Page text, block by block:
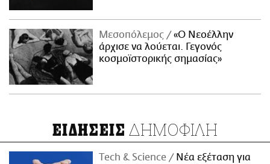
Μεσοπόλεμος
«Ο Νεοέλλην
άρχισε να λούεται. Γεγονός
κοσμοϊστορικής σημασίας»
ΕΙΔΗΣΕΙΣ ΔΗΜΟΦΙΛΗ
Τech & Science Νέα εξέταση για